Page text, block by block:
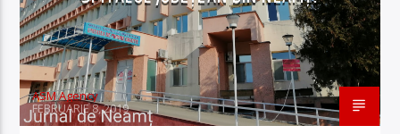
ASM Agency
FEBRUARIE 8, 2019